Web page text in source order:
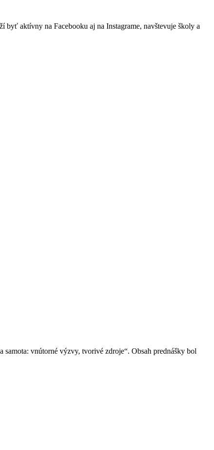
aktívny na Facebooku aj na Instagrame, navštevuje školy a
vnútorné výzvy, tvorivé zdroje“. Obsah prednášky bol